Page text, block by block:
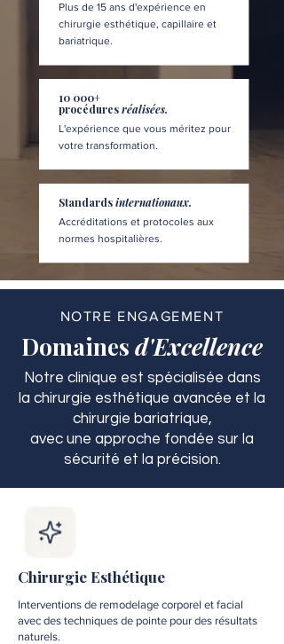
Plus de 15 ans d'expérience en
chirurgie esthétique, capillaire et
bariatrique.
10 000+
procéduresréalisées.
L'expérience que vous méritez pour
votre transformation.
Standardsinternationaux.
Accréditations et protocoles aux
normes hospitalières.
NOTRE ENGAGEMENT
Domaines d'Excellence
Notre clinique est spécialisée dans
la chirurgie esthétique avancée et la
chirurgie bariatrique,
avec une approche fondée sur la
sécurité et la précision.
Chirurgie Esthétique
Interventions de remodelage corporel et facial
avec des techniques de pointe pour des résultats
naturels.